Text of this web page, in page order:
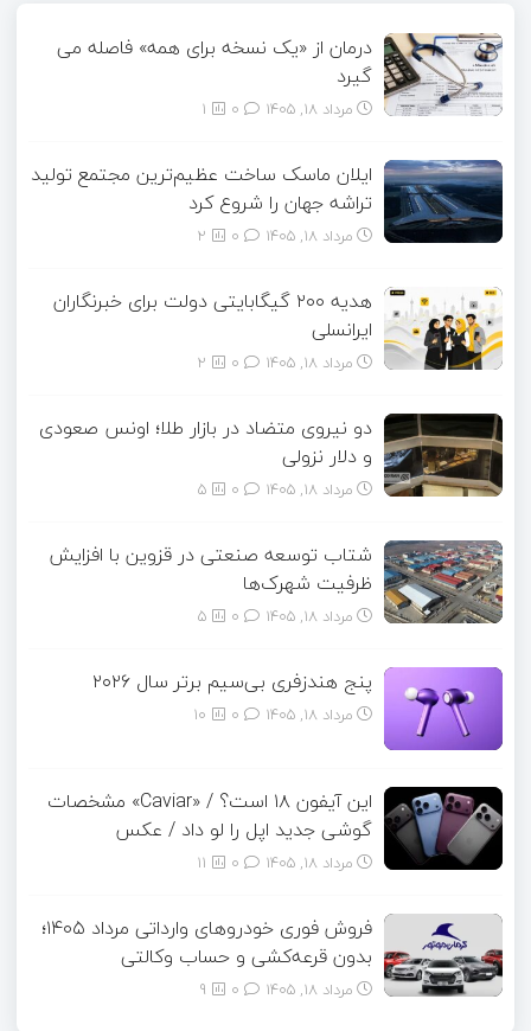
درمان از «یک نسخه برای همه» فاصله می
گیرد
مرداد ۱۸, ۱۴۰۵ 1
ایلان ماسک ساخت عظیم‌ترین مجتمع تولید
تراشه جهان را شروع کرد
مرداد ۱۸, ۱۴۰۵ 2
هدیه ۲۰۰ گیگابایتی دولت برای خبرنگاران
ایرانسلی
مرداد ۱۸, ۱۴۰۵ 2
دو نیروی متضاد در بازار طلا؛ اونس صعودی
و دلار نزولی
مرداد ۱۸, ۱۴۰۵ 5
شتاب توسعه صنعتی در قزوین با افزایش
ظرفیت شهرک‌ها
مرداد ۱۸, ۱۴۰۵ 5
پنج هندزفری بی‌سیم برتر سال ۲۰۲۶
مرداد ۱۸, ۱۴۰۵ 10
این آیفون ۱۸ است؟ / «Caviar» مشخصات
گوشی جدید اپل را لو داد / عکس
مرداد ۱۸, ۱۴۰۵ 11
فروش فوری خودروهای وارداتی مرداد ۱۴۰۵؛
بدون قرعه‌کشی و حساب وکالتی
مرداد ۱۸, ۱۴۰۵ 9